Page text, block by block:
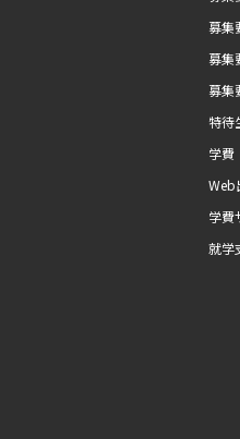
募集
募集
募集
特待
学費
Web
学費
就学